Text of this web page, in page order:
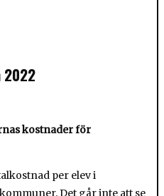
2022
kostnader för
per elev i
Det går inte att se